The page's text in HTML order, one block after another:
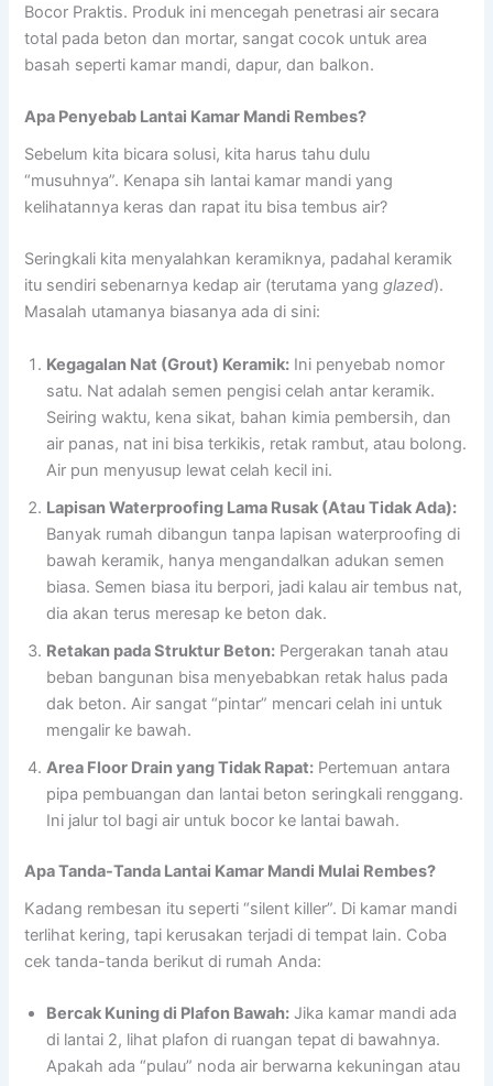
Bocor Praktis. Produk ini mencegah penetrasi air secara
total pada beton dan mortar, sangat cocok untuk area
basah seperti kamar mandi, dapur, dan balkon.
Apa Penyebab Lantai Kamar Mandi Rembes?
Sebelum kita bicara solusi, kita harus tahu dulu
“musuhnya”. Kenapa sih lantai kamar mandi yang
kelihatannya keras dan rapat itu bisa tembus air?
Seringkali kita menyalahkan keramiknya, padahal keramik
itu sendiri sebenarnya kedap air (terutama yangglazed).
Masalah utamanya biasanya ada di sini:
Kegagalan Nat (Grout) Keramik: Ini penyebab nomor
satu. Nat adalah semen pengisi celah antar keramik.
Seiring waktu, kena sikat, bahan kimia pembersih, dan
air panas, nat ini bisa terkikis, retak rambut, atau bolong.
Air pun menyusup lewat celah kecil ini.
Lapisan Waterproofing Lama Rusak (Atau Tidak Ada):
Banyak rumah dibangun tanpa lapisan waterproofing di
bawah keramik, hanya mengandalkan adukan semen
biasa. Semen biasa itu berpori, jadi kalau air tembus nat,
dia akan terus meresap ke beton dak.
Retakan pada Struktur Beton: Pergerakan tanah atau
beban bangunan bisa menyebabkan retak halus pada
dak beton. Air sangat “pintar” mencari celah ini untuk
mengalir ke bawah.
Area Floor Drain yang Tidak Rapat: Pertemuan antara
pipa pembuangan dan lantai beton seringkali renggang.
Ini jalur tol bagi air untuk bocor ke lantai bawah.
Apa Tanda-Tanda Lantai Kamar Mandi Mulai Rembes?
Kadang rembesan itu seperti “silent killer”. Di kamar mandi
terlihat kering, tapi kerusakan terjadi di tempat lain. Coba
cek tanda-tanda berikut di rumah Anda:
Bercak Kuning di Plafon Bawah: Jika kamar mandi ada
di lantai 2, lihat plafon di ruangan tepat di bawahnya.
Apakah ada “pulau” noda air berwarna kekuningan atau